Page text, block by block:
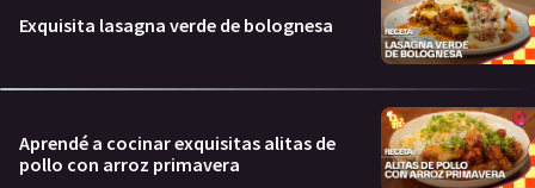
Exquisita lasagna verde de bolognesa
Aprendé a cocinar exquisitas alitas de
pollo con arroz primavera